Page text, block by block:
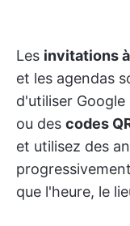
Les invitations
et les agendas
d'utiliser Google
ou des codes
et utilisez des
que l'heure, le